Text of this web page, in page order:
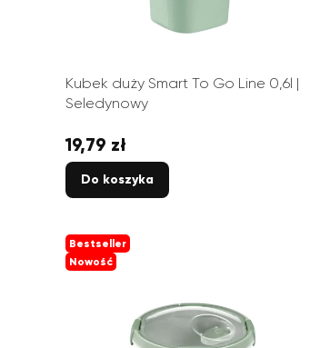
Kubek duży Smart To Go Line 0,6l |
Seledynowy
Cena
19,79 zł
Do koszyka
Bestseller
Nowość